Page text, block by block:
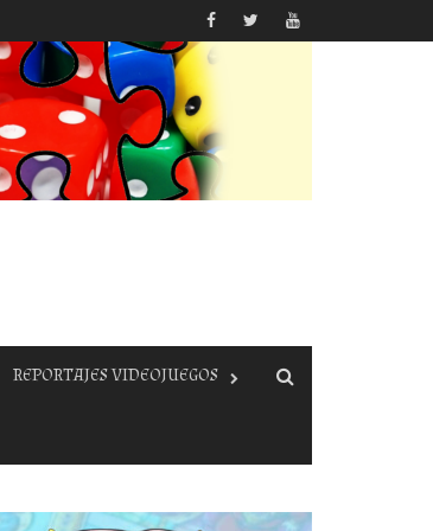
REPORTAJES VIDEOJUEGOS